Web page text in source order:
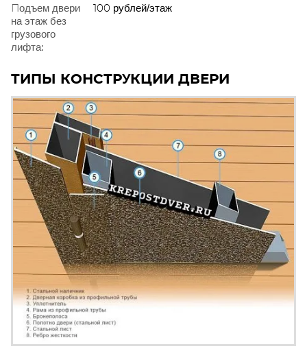
Подъем двери
на этаж без
грузового
лифта:
100 рублей/этаж
ТИПЫ КОНСТРУКЦИИ ДВЕРИ